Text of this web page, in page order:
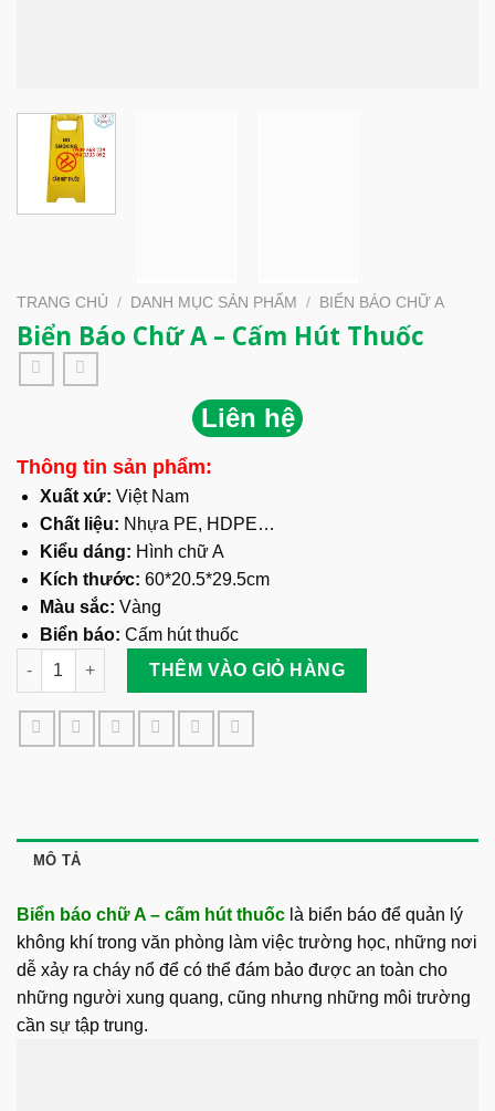
TRANG CHỦ / DANH MỤC SẢN PHẨM / BIỂN BÁO CHỮ A
Biển Báo Chữ A – Cấm Hút Thuốc
Liên hệ
Thông tin sản phẩm:
Xuất xứ: Việt Nam
Chất liệu: Nhựa PE, HDPE…
Kiểu dáng: Hình chữ A
Kích thước: 60*20.5*29.5cm
Màu sắc: Vàng
Biển báo: Cấm hút thuốc
Biển Báo Chữ A - Cấm Hút Thuốc số lượng
THÊM VÀO GIỎ HÀNG
MÔ TẢ
Biển báo chữ A – cấm hút thuốc là biển báo để quản lý
không khí trong văn phòng làm việc trường học, những nơi
dễ xảy ra cháy nổ để có thể đám bảo được an toàn cho
những người xung quang, cũng nhưng những môi trường
cần sự tập trung.